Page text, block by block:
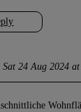
Sat 24 Aug 2024